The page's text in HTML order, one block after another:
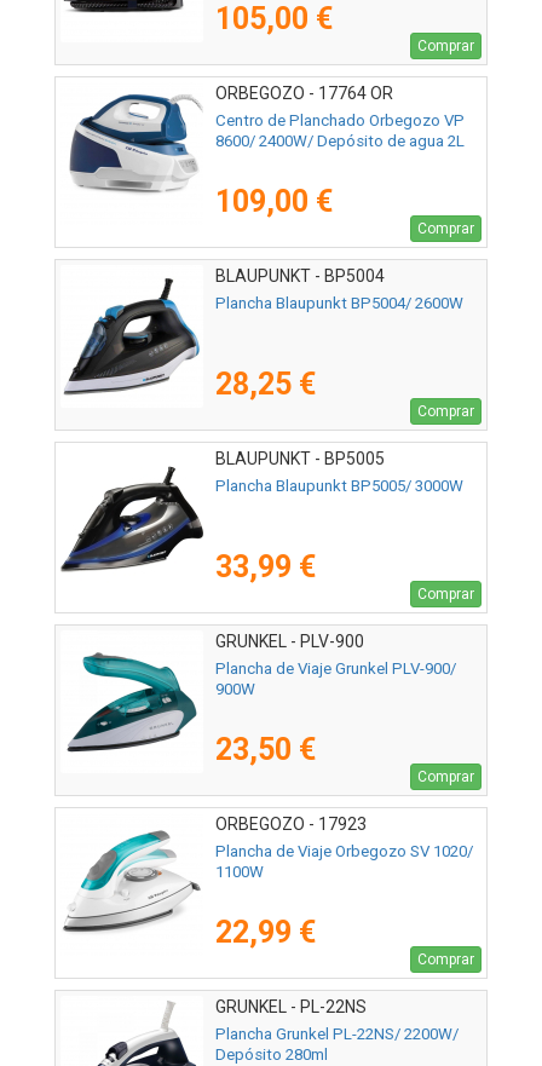
105,00 €
Comprar
ORBEGOZO - 17764 OR
Centro de Planchado Orbegozo VP
8600/ 2400W/ Depósito de agua 2L
109,00 €
Comprar
BLAUPUNKT - BP5004
Plancha Blaupunkt BP5004/ 2600W
28,25 €
Comprar
BLAUPUNKT - BP5005
Plancha Blaupunkt BP5005/ 3000W
33,99 €
Comprar
GRUNKEL - PLV-900
Plancha de Viaje Grunkel PLV-900/
900W
23,50 €
Comprar
ORBEGOZO - 17923
Plancha de Viaje Orbegozo SV 1020/
1100W
22,99 €
Comprar
GRUNKEL - PL-22NS
Plancha Grunkel PL-22NS/ 2200W/
Depósito 280ml